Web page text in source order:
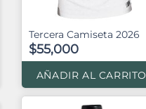
Tercera Camiseta 2026
$55,000
AÑADIR AL CARRITO